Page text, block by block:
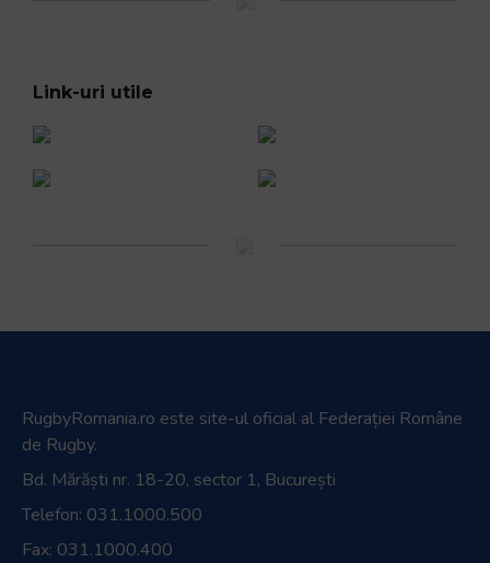
Link-uri utile
RugbyRomania.ro este site-ul oficial al Federației Române
de Rugby.
Bd. Mărăști nr. 18-20, sector 1, București
Telefon: 031.1000.500
Fax: 031.1000.400